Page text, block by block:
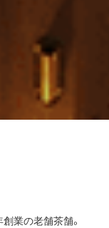
業の老舗茶舗。